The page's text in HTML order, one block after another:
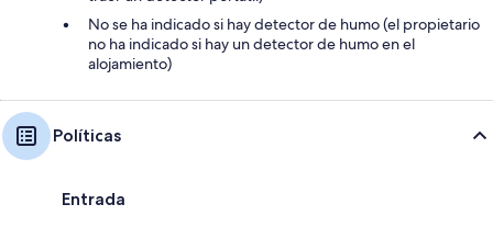
No se ha indicado si hay detector de humo (el propietario
no ha indicado si hay un detector de humo en el
alojamiento)
Políticas
Entrada